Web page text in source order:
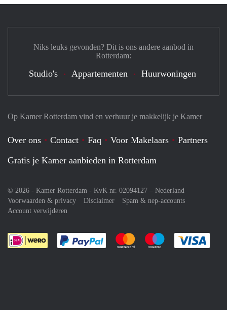
Op Kamer Rotterdam vind en verhuur je makkelijk je Kamer
Over ons Contact Faq Voor Makelaars
Partners
Gratis je Kamer aanbieden in Rotterdam
© 2026 - Kamer Rotterdam - KvK nr. 02094127 – Nederland
Voorwaarden & privacy
Disclaimer
Spam & nep-accounts
Account verwijderen
Je rekent gemakkelijk af met Paypal
Je rekent gemakkelijk af met
Je rekent
Niks leuks gevonden? Dit is ons andere aanbod in
Rotterdam:
Studio's Appartementen Huurwoningen